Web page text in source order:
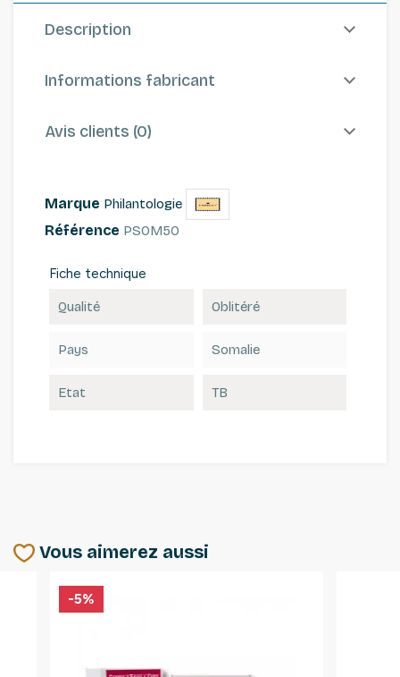
Description
Informations fabricant
Avis clients (0)
Marque Philantologie
Référence PSOM50
Fiche technique
Qualité Oblitéré
Pays Somalie
Etat TB
Vous aimerez aussi
-5%